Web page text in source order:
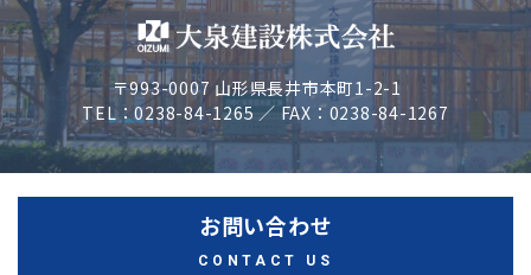
〒993-0007 山形県長井市本町1-2-1
TEL：0238-84-1265 ／ FAX：0238-84-1267
お問い合わせ
CONTACT US